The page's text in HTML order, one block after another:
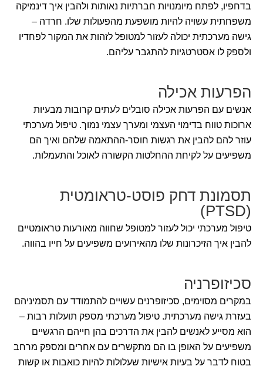
בדחפיו, לפתח מיומנויות חברתיות נאותות ולהבין איך דינמיקה
משפחתית עשויה להיות מושפעת מהפעולות שלו. חרדה –
גישה מערכתית יכולה לעזור למטופל לזהות את המקור לפחדיו
ולספק לו אסטרטגיות להתגבר עליהם.
הפרעות אכילה
אנשים עם הפרעות אכילה סובלים לעתים קרובות מבעיות
ארוכות טווח בדימוי העצמי ומערך עצמי נמוך. טיפול מערכתי
עוזר להם להבין את רגשות חוסר-ההתאמה שלהם ואיך הם
משפיעים על לקיחת ההחלטות הקשורה לאוכל והתעמלות.
תסמונת דחק פוסט-טראומטית
(PTSD)
טיפול מערכתי יכול לעזור למטופל שחווה מאורעות טראומטיים
להבין איך הזיכרונות שלו מהאירועים משפיעים על חייו בהווה.
סכיזופרניה
במקרים מסוימים, סכיזופרנים עשויים להתמודד עם תסמיניהם
בעזרת גישה מערכתית. טיפול מערכתי מספק תועלות רבות –
הוא מסייע לאנשים להבין את הדרכים בהן חייהם הרגשיים
משפיעים על האופן בו הם מתקשרים עם אחרים ומספק מרחב
בטוח לדבר על בעיות אישיות שעלולות להיות כואבות או קשות